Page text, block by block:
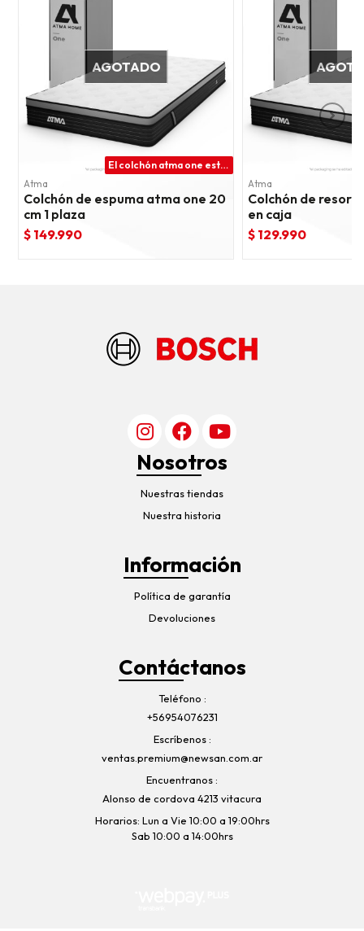
AGOTADO
El colchón atma one está diseñado con tres capas de espuma que aseguran un confort y soporte excepcionales
Atma
Colchón de espuma atma one 20
cm 1 plaza
$ 149.990
Atma
Colchón de
en caja
$ 129.990
Nosotros
Nuestras tiendas
Nuestra historia
Información
Política de garantía
Devoluciones
Contáctanos
Teléfono
+56954076231
Escríbenos
ventas.premium@newsan.com.ar
Encuentranos
Alonso de cordova 4213 vitacura
Horarios: Lun a Vie 10:00 a 19:00hrs
Sab 10:00 a 14:00hrs